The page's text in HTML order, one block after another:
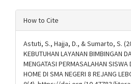
Article
Details
How to Cite
Astuti, S., Hajja, D., & Sumarto, S.
KEBUTUHAN LAYANAN BIMBINGAN
MENGATASI PERMASALAHAN SISWA
HOME DI SMA NEGERI 8 REJANG